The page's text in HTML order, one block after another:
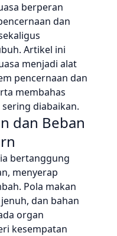
berperan
dan
Artikel ini
menjadi alat
pencernaan dan
membahas
diabaikan.
dan Beban
bertanggung
menyerap
Pola makan
dan bahan
organ
kesempatan